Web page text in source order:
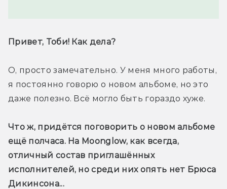
Привет, Тоби! Как дела?
О, просто замечательно. У меня много работы,
я постоянно говорю о новом альбоме, но это
даже полезно. Всё могло быть гораздо хуже.
Что ж, придётся поговорить о новом альбоме
ещё полчаса. На Moonglow, как всегда,
отличный состав приглашённых
исполнителей, но среди них опять нет Брюса
Дикинсона...